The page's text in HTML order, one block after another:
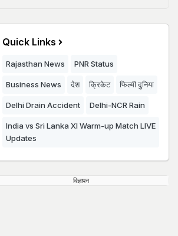
Quick Links
Rajasthan News PNR Status
Business News देश क्रिकेट फिल्मी दुनिया
Delhi Drain Accident Delhi-NCR Rain
India vs Sri Lanka XI Warm-up Match LIVE
Updates
विज्ञापन